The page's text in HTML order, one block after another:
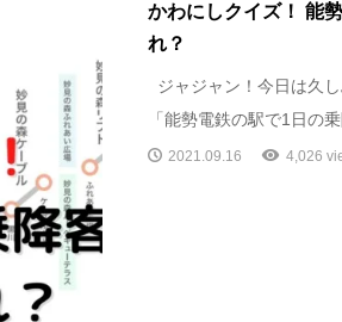
かわにしクイズ！ 能
れ？
ジャジャン！今日は久
「能勢電鉄の駅で1日の
2021.09.16 4,026